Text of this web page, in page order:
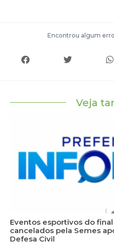
Encontrou algum
Veja
Eventos esportivos do
cancelados pela Semes
Defesa Civil